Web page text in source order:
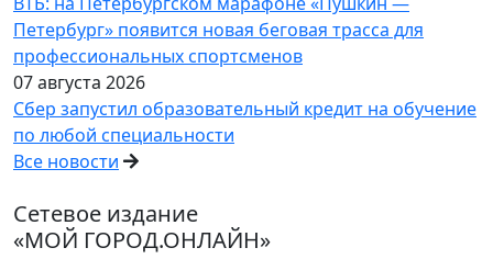
Петербург» появится новая беговая трасса для
профессиональных спортсменов
07 августа 2026
Сбер запустил образовательный кредит на обучение
по любой специальности
Все новости
Сетевое издание
«МОЙ ГОРОД.ОНЛАЙН»